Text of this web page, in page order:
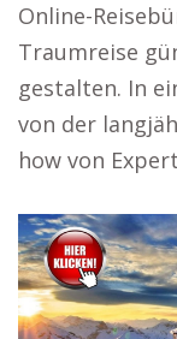
Online-
Traumreise
gestalten. In
von der
how von